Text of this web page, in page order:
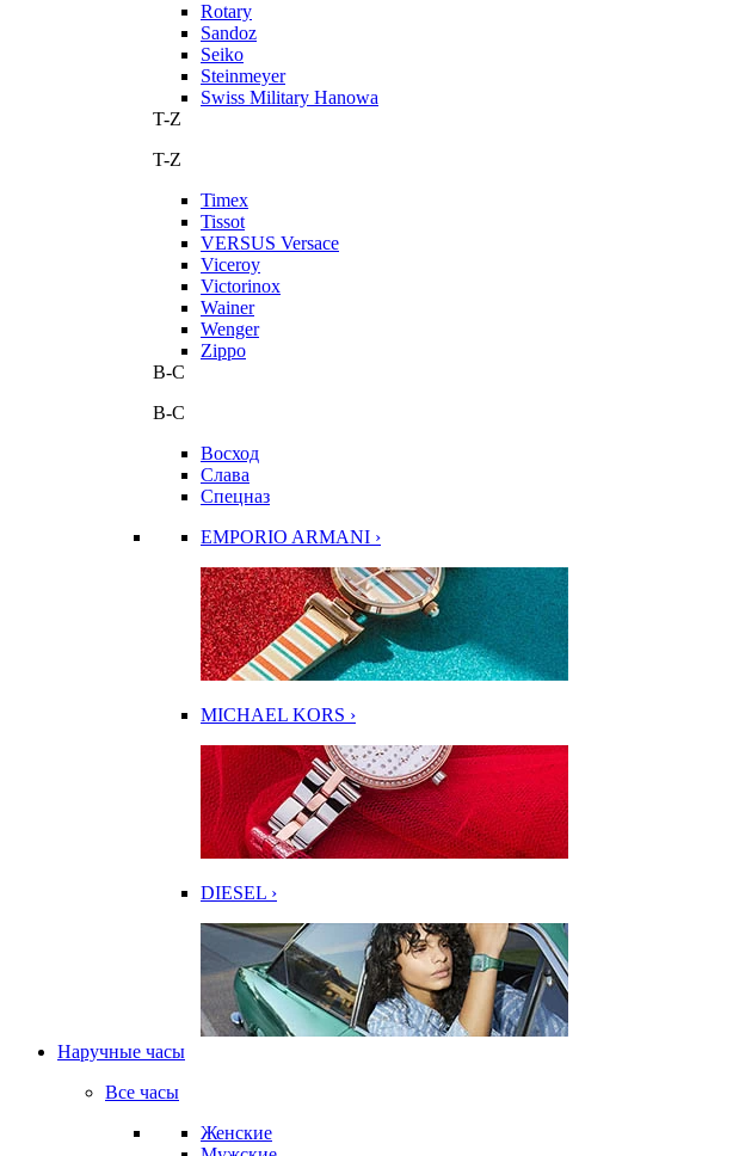
Rotary
Sandoz
Seiko
Steinmeyer
Swiss Military Hanowa
T-Z
T-Z
Timex
Tissot
VERSUS Versace
Viceroy
Victorinox
Wainer
Wenger
Zippo
В-С
В-С
Восход
Слава
Спецназ
EMPORIO ARMANI ›
MICHAEL KORS ›
DIESEL ›
Наручные часы
Все часы
Женские